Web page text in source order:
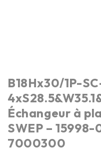
B18Hx30/1P-
Échangeur à
SWEP –
7000300